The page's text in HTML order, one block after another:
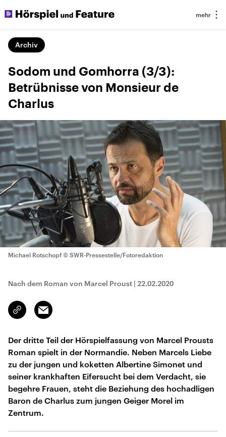
Archiv
Sodom und Gomhorra (3/3):
Betrübnisse von Monsieur de
Charlus
Michael Rotschopf © SWR-Pressestelle/Fotoredaktion
Nach dem Roman von Marcel Proust | 22.02.2020
Link
kopieren/teilen
Email
Der dritte Teil der Hörspielfassung von Marcel Prousts
Roman spielt in der Normandie. Neben Marcels Liebe
zu der jungen und koketten Albertine Simonet und
seiner krankhaften Eifer­sucht bei dem Verdacht, sie
begehre Frauen, steht die Beziehung des hochadli­gen
Baron de Charlus zum jungen Geiger Morel im
Zentrum.